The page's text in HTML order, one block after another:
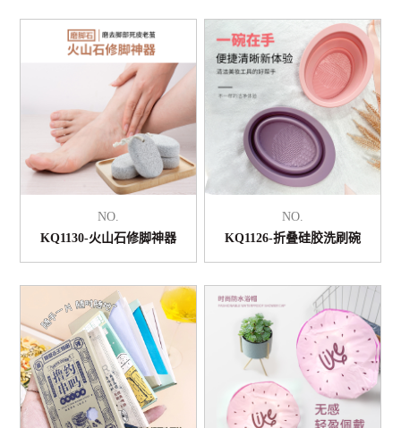
NO.
KQ1130-火山石修脚神器
NO.
KQ1126-折叠硅胶洗刷碗